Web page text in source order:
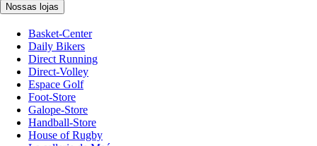
Nossas lojas
Basket-Center
Daily Bikers
Direct Running
Direct-Volley
Espace Golf
Foot-Store
Galope-Store
Handball-Store
House of Rugby